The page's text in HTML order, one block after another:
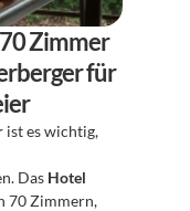
Zimmer
für
ist es wichtig,
Das Hotel
70 Zimmern,